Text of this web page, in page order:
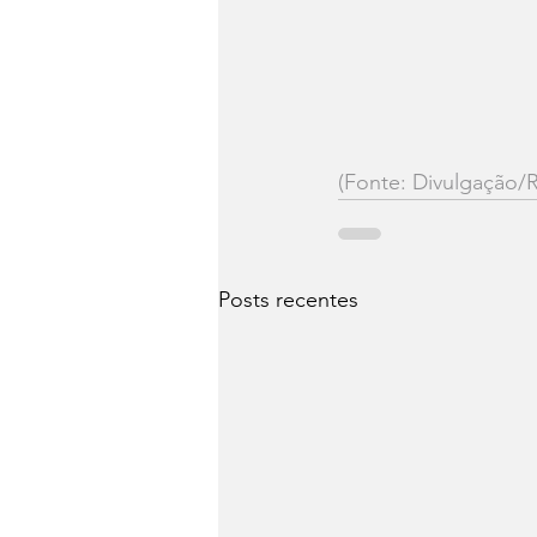
(Fonte: Divulgação/
Posts recentes